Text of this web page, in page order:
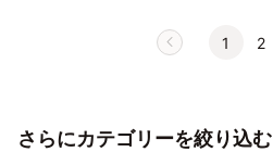
1 2
さらにカテゴリーを絞り込む